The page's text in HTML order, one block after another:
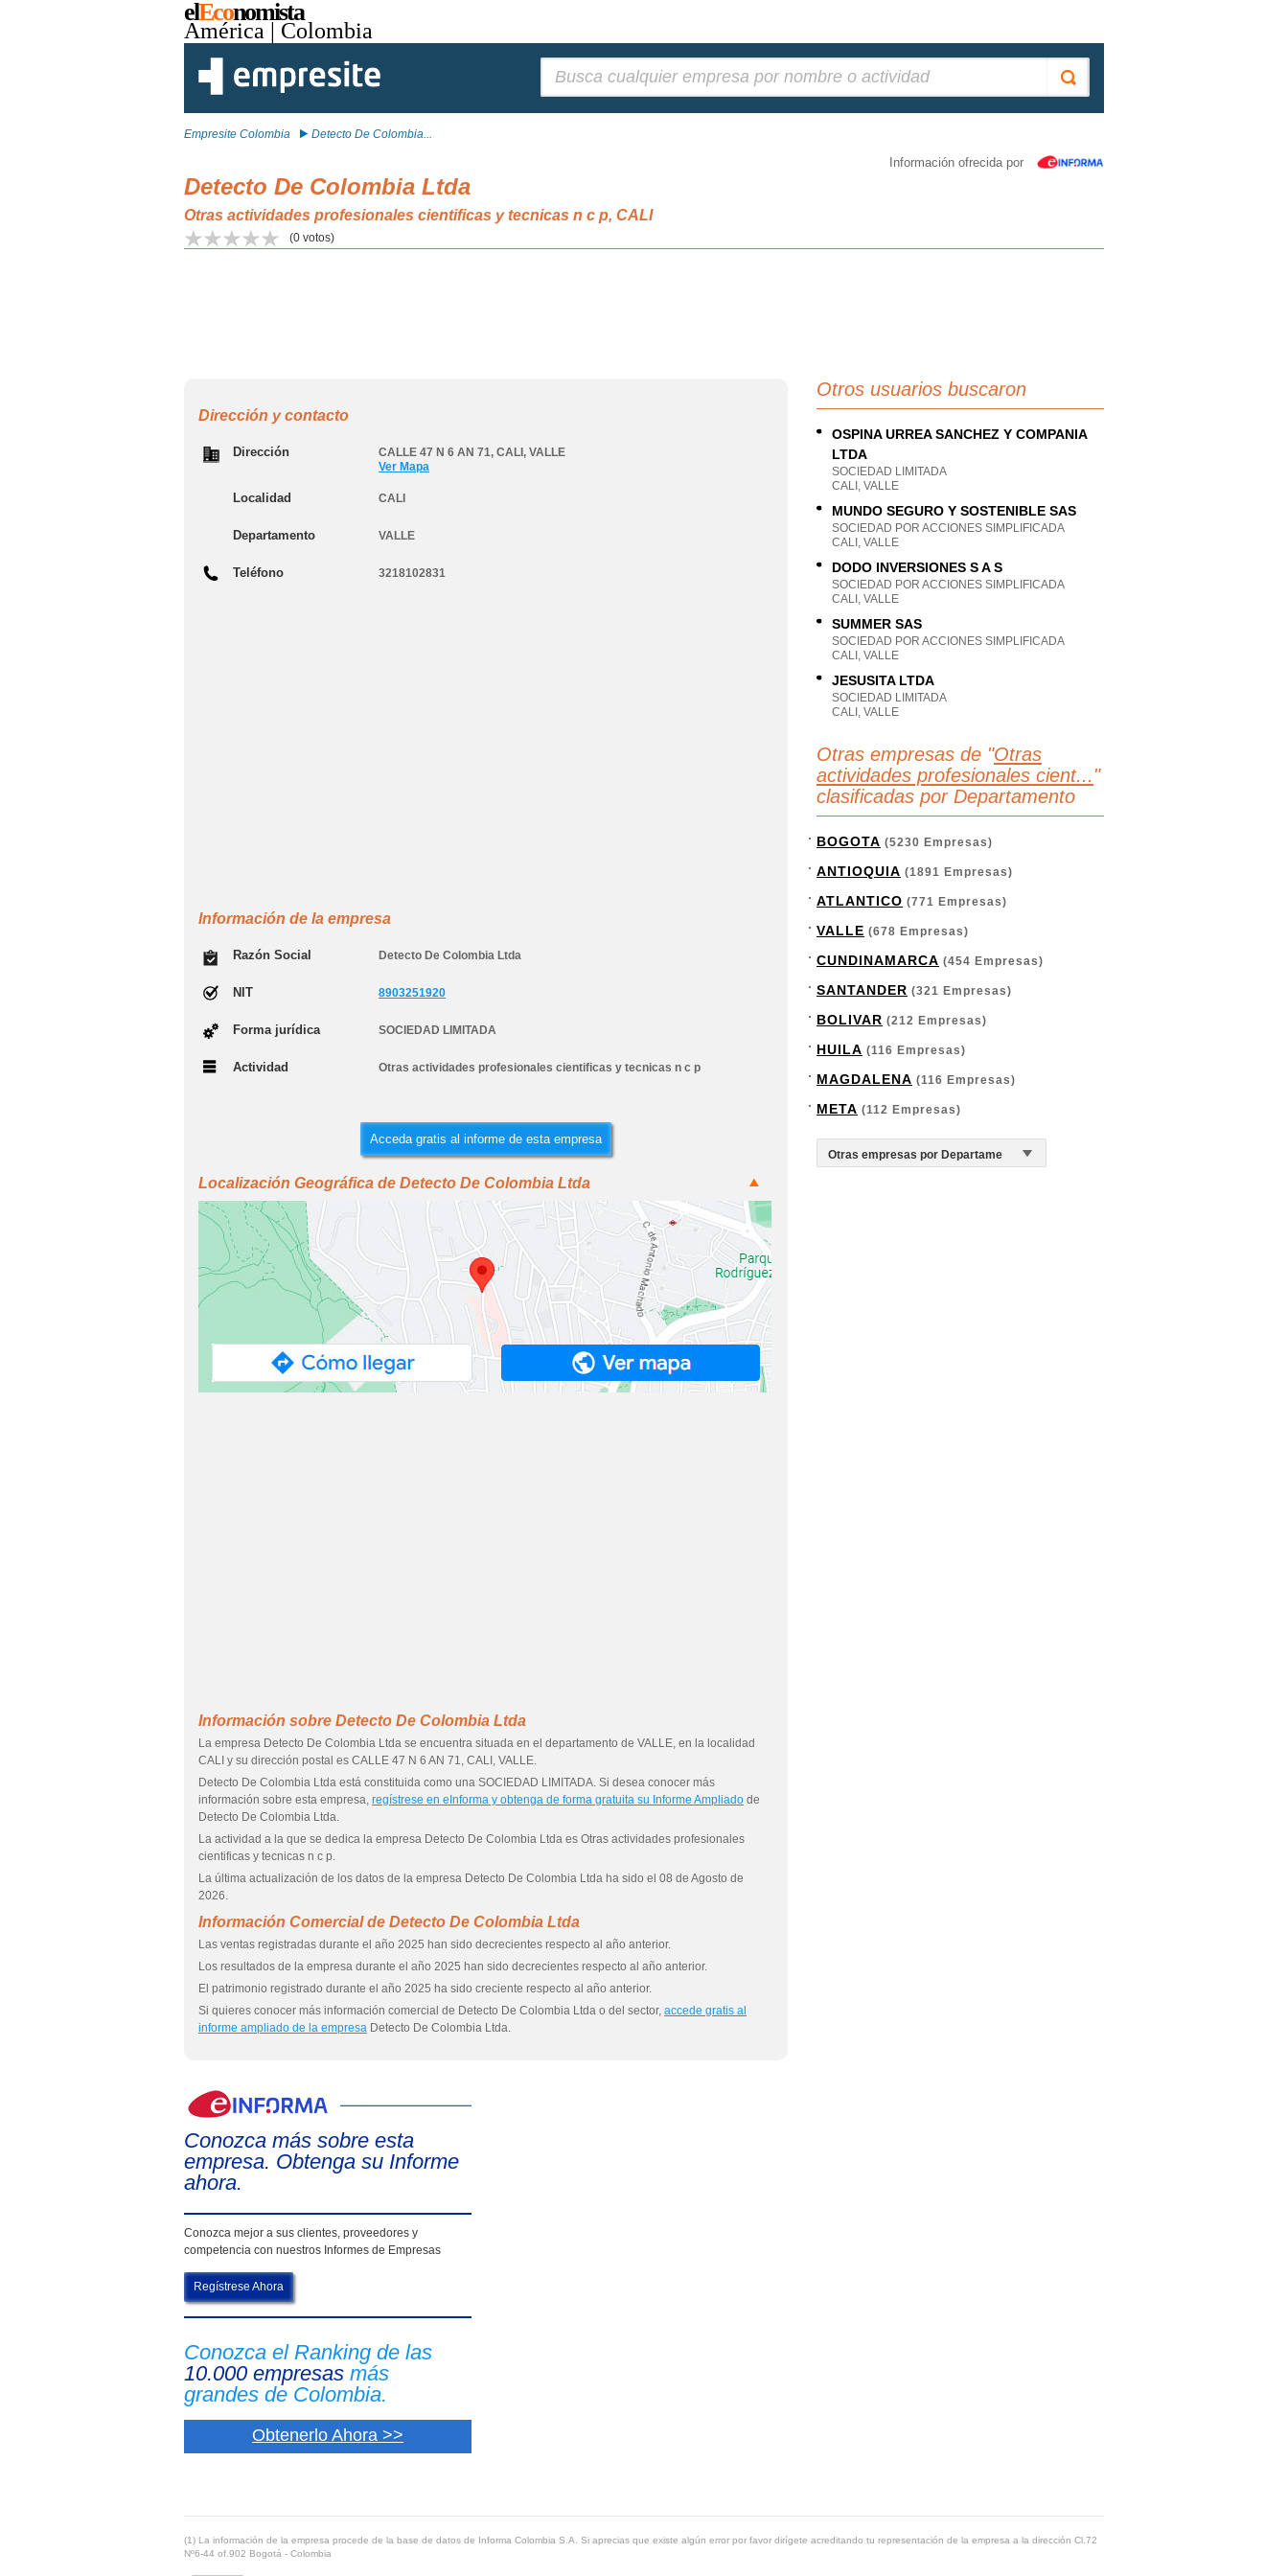
elEconomista
América | Colombia
Empresite Colombia Detecto De Colombia...
Información ofrecida por
Detecto De Colombia Ltda
Otras actividades profesionales cientificas y tecnicas n c p, CALI
(0 votos)
Dirección y contacto
Dirección CALLE 47 N 6 AN 71, CALI , VALLE
Ver Mapa
Localidad CALI
Departamento VALLE
Teléfono 3218102831
Información de la empresa
Razón Social Detecto De Colombia Ltda
NIT 8903251920
Forma jurídica SOCIEDAD LIMITADA
Actividad Otras actividades profesionales cientificas y tecnicas n c p
Acceda gratis al informe de esta empresa
Localización Geográfica de Detecto De Colombia Ltda
Información sobre Detecto De Colombia Ltda
La empresa Detecto De Colombia Ltda se encuentra situada en el departamento de VALLE, en la localidad
CALI y su dirección postal es CALLE 47 N 6 AN 71, CALI, VALLE.
Detecto De Colombia Ltda está constituida como una SOCIEDAD LIMITADA. Si desea conocer más
información sobre esta empresa, regístrese en eInforma y obtenga de forma gratuita su Informe Ampliado de
Detecto De Colombia Ltda.
La actividad a la que se dedica la empresa Detecto De Colombia Ltda es Otras actividades profesionales
cientificas y tecnicas n c p.
La última actualización de los datos de la empresa Detecto De Colombia Ltda ha sido el 08 de Agosto de
2026.
Información Comercial de Detecto De Colombia Ltda
Las ventas registradas durante el año 2025 han sido decrecientes respecto al año anterior.
Los resultados de la empresa durante el año 2025 han sido decrecientes respecto al año anterior.
El patrimonio registrado durante el año 2025 ha sido creciente respecto al año anterior.
Si quieres conocer más información comercial de Detecto De Colombia Ltda o del sector, accede gratis al
informe ampliado de la empresa Detecto De Colombia Ltda.
Conozca más sobre esta
empresa. Obtenga su Informe
ahora.
Conozca mejor a sus clientes, proveedores y
competencia con nuestros Informes de Empresas
Regístrese Ahora
Conozca el Ranking de las
10.000 empresas más
grandes de Colombia.
Obtenerlo Ahora >>
Otros usuarios buscaron
OSPINA URREA SANCHEZ Y COMPANIA
LTDA
SOCIEDAD LIMITADA
CALI, VALLE
MUNDO SEGURO Y SOSTENIBLE SAS
SOCIEDAD POR ACCIONES SIMPLIFICADA
CALI, VALLE
DODO INVERSIONES S A S
SOCIEDAD POR ACCIONES SIMPLIFICADA
CALI, VALLE
SUMMER SAS
SOCIEDAD POR ACCIONES SIMPLIFICADA
CALI, VALLE
JESUSITA LTDA
SOCIEDAD LIMITADA
CALI, VALLE
Otras empresas de "Otras
actividades profesionales cient... "
clasificadas por Departamento
BOGOTA (5230 Empresas)
ANTIOQUIA (1891 Empresas)
ATLANTICO (771 Empresas)
VALLE (678 Empresas)
CUNDINAMARCA (454 Empresas)
SANTANDER (321 Empresas)
BOLIVAR (212 Empresas)
HUILA (116 Empresas)
MAGDALENA (116 Empresas)
META (112 Empresas)
(1) La información de la empresa procede de la base de datos de Informa Colombia S.A. Si aprecias que existe algún error por favor dirígete acreditando tu representación de la empresa a la dirección Cl.72
Nº6-44 of.902 Bogotá - Colombia